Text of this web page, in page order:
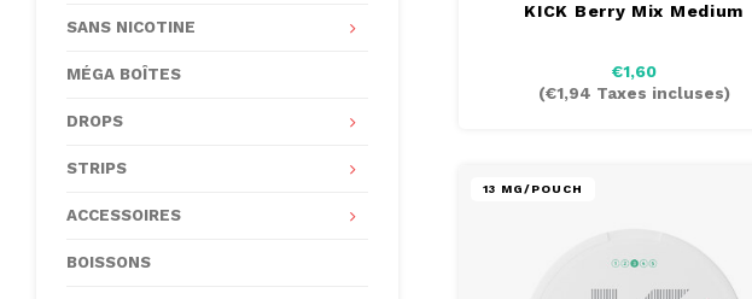
SANS NICOTINE
MÉGA BOÎTES
DROPS
STRIPS
ACCESSOIRES
BOISSONS
KICK Berry Mix Medium
€1,60
(€1,94 Taxes incluses)
13 MG/POUCH